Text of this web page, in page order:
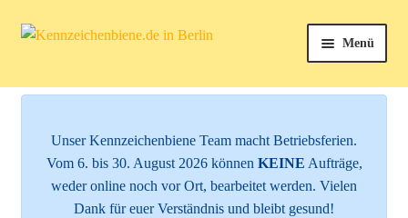
Zur
Zum
e
Menü
Kfz-Kennzeichen
Kennzeichenhalter
Mehr Schilder
Unser Kennzeichenbiene Team macht Betriebsferien.
Vom 6. bis 30. August 2026 können KEINE Aufträge,
weder online noch vor Ort, bearbeitet werden. Vielen
Dank für euer Verständnis und bleibt gesund!